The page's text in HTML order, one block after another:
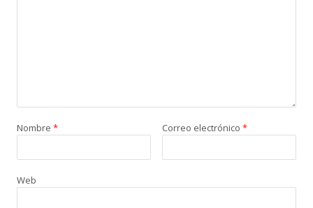
Nombre * Correo electrónico *
Web